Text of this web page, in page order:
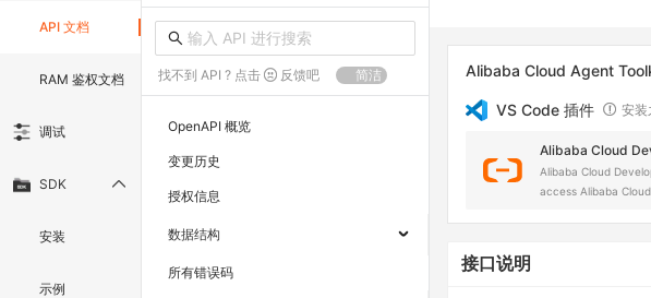
API 文档
RAM 鉴权文档
调试
SDK
安装
示例
找不到 API ? 点击 反馈吧 简洁
OpenAPI 概览
变更历史
授权信息
数据结构
所有错误码
Alibaba Cloud Agent
VS Code 插件 安装
Alibaba Cloud
Alibaba Cloud
access Alibaba
接口说明